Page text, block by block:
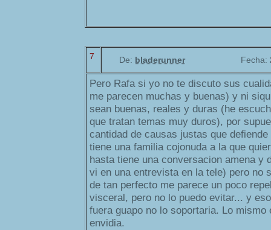
7 De: bladerunner Fecha:
Pero Rafa si yo no te discuto sus
me parecen muchas y buenas) y ni
sean buenas, reales y duras (he
que tratan temas muy duros), por
cantidad de causas justas que
tiene una familia cojonuda a la que
hasta tiene una conversacion amena y
vi en una entrevista en la tele) pero no
de tan perfecto me parece un poco
visceral, pero no lo puedo evitar... y
fuera guapo no lo soportaria. Lo mismo
envidia.